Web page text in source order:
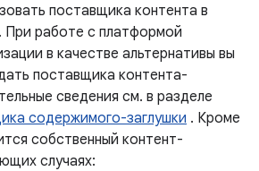
поставщика контента в
При работе с платформой
в качестве альтернативы вы
поставщика контента-
сведения см. в разделе
содержимого-заглушки . Кроме
собственный контент-
случаях: